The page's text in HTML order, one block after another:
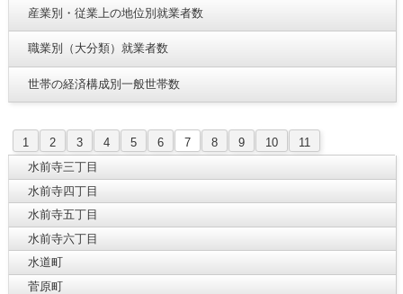
産業別・従業上の地位別就業者数
職業別（大分類）就業者数
世帯の経済構成別一般世帯数
1 2 3 4 5 6 7 8 9 10
11
水前寺三丁目
水前寺四丁目
水前寺五丁目
水前寺六丁目
水道町
菅原町